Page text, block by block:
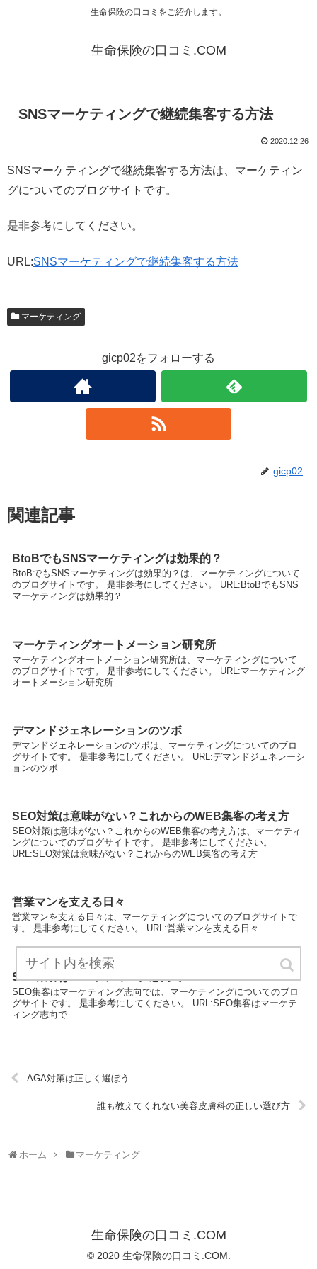
生命保険の口コミをご紹介します。
生命保険の口コミ.COM
SNSマーケティングで継続集客する方法
2020.12.26
SNSマーケティングで継続集客する方法は、マーケティン
グについてのブログサイトです。
是非参考にしてください。
URL:SNSマーケティングで継続集客する方法
マーケティング
gicp02をフォローする
gicp02
関連記事
BtoBでもSNSマーケティングは効果的？
BtoBでもSNSマーケティングは効果的？は、マーケティングについて
のブログサイトです。 是非参考にしてください。 URL:BtoBでもSNS
マーケティングは効果的？
マーケティングオートメーション研究所
マーケティングオートメーション研究所は、マーケティングについて
のブログサイトです。 是非参考にしてください。 URL:マーケティング
オートメーション研究所
デマンドジェネレーションのツボ
デマンドジェネレーションのツボは、マーケティングについてのブロ
グサイトです。 是非参考にしてください。 URL:デマンドジェネレーシ
ョンのツボ
SEO対策は意味がない？これからのWEB集客の考え方
SEO対策は意味がない？これからのWEB集客の考え方は、マーケティ
ングについてのブログサイトです。 是非参考にしてください。
URL:SEO対策は意味がない？これからのWEB集客の考え方
営業マンを支える日々
営業マンを支える日々は、マーケティングについてのブログサイトで
す。 是非参考にしてください。 URL:営業マンを支える日々
SEO集客はマーケティング志向で
SEO集客はマーケティング志向では、マーケティングについてのブロ
グサイトです。 是非参考にしてください。 URL:SEO集客はマーケテ
ィング志向で
AGA対策は正しく選ぼう
誰も教えてくれない美容皮膚科の正しい選び方
ホーム マーケティング
生命保険の口コミ.COM
© 2020 生命保険の口コミ.COM.